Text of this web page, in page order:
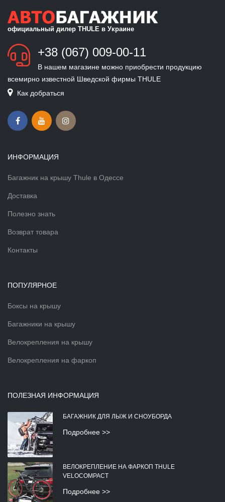
официальный дилер THULE в Украине
+38 (067) 009-00-11
В нашем магазине можно приобрести продукцию
всемирно известной Шведской фирмы THULE
Как добраться
ИНФОРМАЦИЯ
Багажник на крышу Thule в Одессе
Доставка
Полезно знать
Возврат товара
Контакты
ПОПУЛЯРНОЕ
Боксы на крышу
Багажники на крышу
Велокрепления на крышу
Велокрепления на фаркоп
ПОЛЕЗНАЯ ИНФОРМАЦИЯ
БАГАЖНИК ДЛЯ ЛЫЖ И СНОУБОРДА
Подробнее >>
ВЕЛОКРЕПЛЕНИЕ НА ФАРКОП THULE
VELOCOMPACT
Подробнее >>